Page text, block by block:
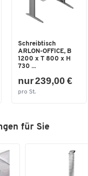
Schreibtisch
ARLON-OFFICE, B
1200 x T 800 x H
730 ...
nur 239,00 €
pro St.
für Sie